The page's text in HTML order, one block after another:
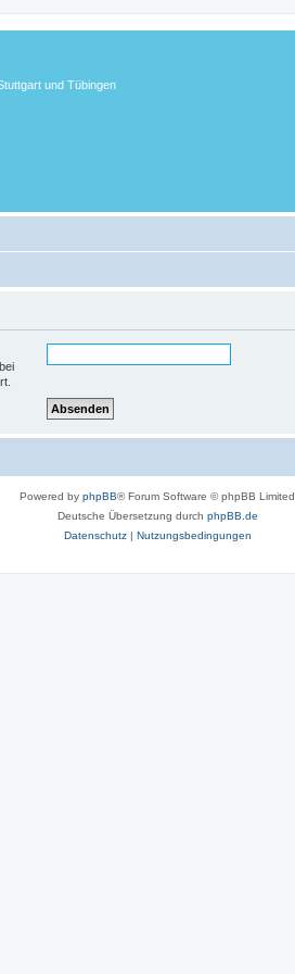
und Tübingen
Powered by phpBB® Forum Software © phpBB Limited
Deutsche Übersetzung durch phpBB.de
Datenschutz| Nutzungsbedingungen